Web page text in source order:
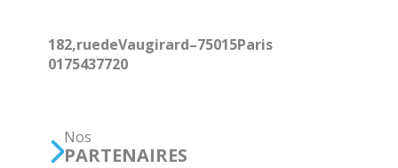
182, rue de Vaugirard – 75015 Paris
01 75 43 77 20
Nos
PARTENAIRES